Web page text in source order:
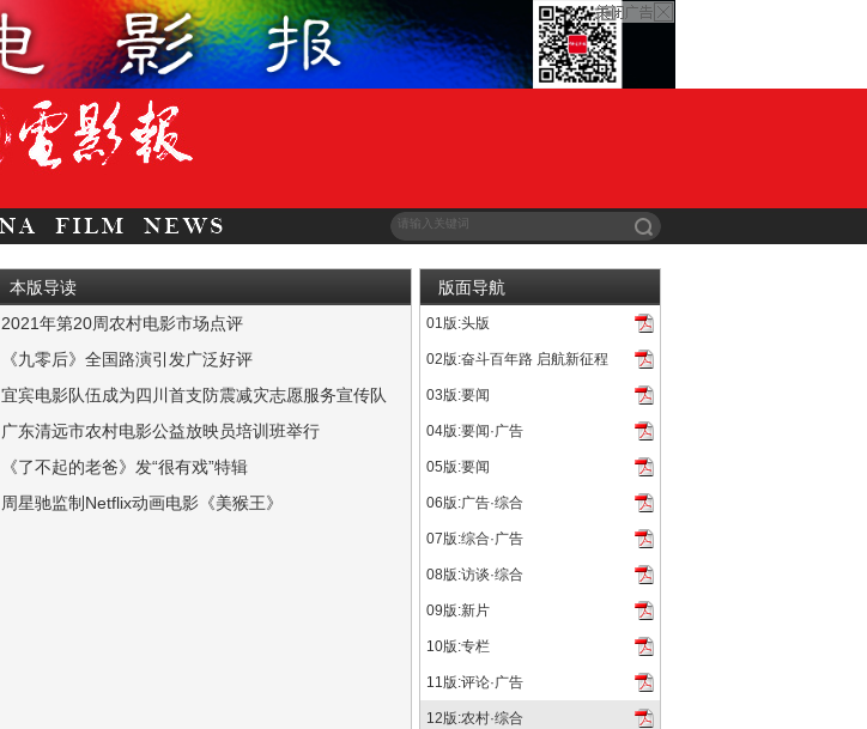
本版导读
2021年第20周农村电影市场点评
据统计，截至5月21日，电影数字节目交易平台可供订购影片4400余部，其中2019 年以来出品的影片...
《九零后》全国路演引发广泛好评
本报讯 讲述西南联大师生教书救国、读书报国的传奇故事的纪录电影《九零后》已定于5月29日全国公映，电...
宜宾电影队伍成为四川首支防震减灾志愿服务宣传队
本报讯 今年是“5·12”防灾减灾宣传周第13年。5月14日，四川省首支防震减灾志愿服务宣传队在宜宾...
广东清远市农村电影公益放映员培训班举行
本报讯 由广东清远市委宣传部主办、清远市爱地农村数字电影院线有限公司承办的“2021年清远市农村电影...
《了不起的老爸》发“很有戏”特辑
本报讯 由周青元执导的电影《了不起的老爸》日前发布“很有戏”特辑，三位领衔主演王砚辉、张宥浩、龚蓓苾...
周星驰监制Netflix动画电影《美猴王》
本报讯 日前Netflix宣布，周星驰将监制由他们出品的动画电影《美猴王》（The Monkey K...
版面导航
01版:头版
02版:奋斗百年路 启航新征程
03版:要闻
04版:要闻·广告
05版:要闻
06版:广告·综合
07版:综合·广告
08版:访谈·综合
09版:新片
10版:专栏
11版:评论·广告
12版:农村·综合